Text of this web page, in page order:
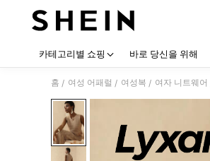
카테고리별 쇼핑 바로 당신을 위해
홈 / 여성 어패럴 / 여성복 / 여자 니트웨어